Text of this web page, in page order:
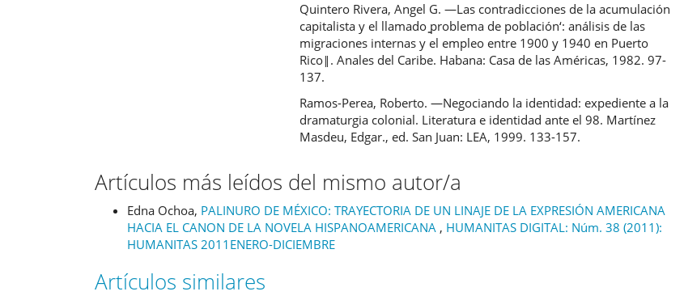
Quintero Rivera, Angel G. ―Las contradicciones de la acumulación
capitalista y el llamado ̳problema de población‘: análisis de las
migraciones internas y el empleo entre 1900 y 1940 en Puerto
Rico‖. Anales del Caribe. Habana: Casa de las Américas, 1982. 97-
137.
Ramos-Perea, Roberto. ―Negociando la identidad: expediente a la
dramaturgia colonial. Literatura e identidad ante el 98. Martínez
Masdeu, Edgar., ed. San Juan: LEA, 1999. 133-157.
Artículos más leídos del mismo autor/a
Edna Ochoa, PALINURO DE MÉXICO: TRAYECTORIA DE UN LINAJE DE LA EXPRESIÓN AMERICANA
HACIA EL CANON DE LA NOVELA HISPANOAMERICANA , HUMANITAS DIGITAL: Núm. 38 (2011):
HUMANITAS 2011ENERO-DICIEMBRE
Artículos similares